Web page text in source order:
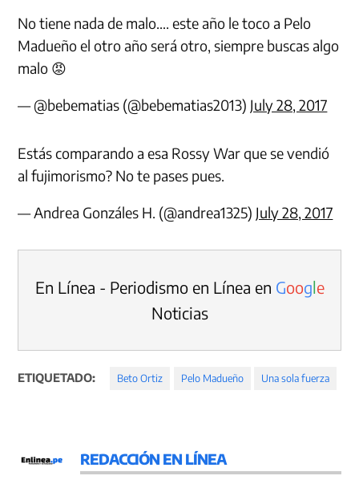
No tiene nada de malo…. este año le toco a Pelo
Madueño el otro año será otro, siempre buscas algo
malo 😡
— @bebematias (@bebematias2013) July 28, 2017
Estás comparando a esa Rossy War que se vendió
al fujimorismo? No te pases pues.
— Andrea Gonzáles H. (@andrea1325) July 28, 2017
En Línea - Periodismo en Línea en Google
Noticias
ETIQUETADO: Beto Ortiz Pelo Madueño Una sola fuerza
REDACCIÓN EN LÍNEA